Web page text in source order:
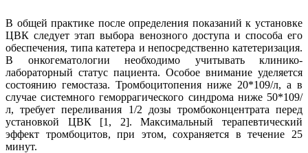
В общей практике после определения показаний к установке
ЦВК следует этап выбора венозного доступа и способа его
обеспечения, типа катетера и непосредственно катетеризация.
В онкогематологии необходимо учитывать клинико-
лабораторный статус пациента. Особое внимание уделяется
состоянию гемостаза. Тромбоцитопения ниже 20*109/л, а в
случае системного геморрагического синдрома ниже 50*109/
л, требует переливания 1/2 дозы тромбоконцентрата перед
установкой ЦВК [1, 2]. Максимальный терапевтический
эффект тромбоцитов, при этом, сохраняется в течение 25
минут.